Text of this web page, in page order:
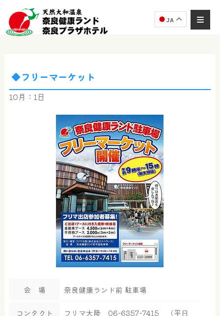
JA
◆フリーマーケット
10月：1日
会 場 奈良健康ランド前 駐車場
コンタクト
フリマ大陸 06-6357-7415 （平日
奈良健康ランド AIコンシェルジュです。
ご質問をお伺いします。